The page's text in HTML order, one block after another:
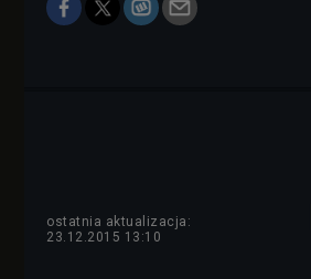
ostatnia aktualizacja:
23.12.2015 13:10